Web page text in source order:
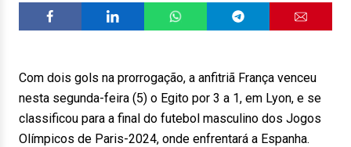
Com dois gols na prorrogação, a anfitriã França venceu
nesta segunda-feira (5) o Egito por 3 a 1, em Lyon, e se
classificou para a final do futebol masculino dos Jogos
Olímpicos de Paris-2024, onde enfrentará a Espanha.